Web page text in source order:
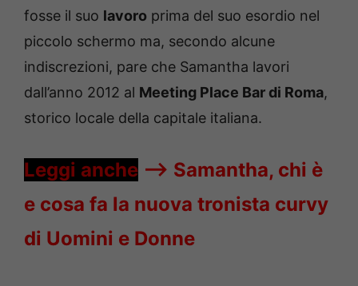
fosse il suo lavoro prima del suo esordio nel
piccolo schermo ma, secondo alcune
indiscrezioni, pare che Samantha lavori
dall’anno 2012 al Meeting Place Bar di Roma,
storico locale della capitale italiana.
Leggi anche —-> Samantha, chi è
e cosa fa la nuova tronista curvy
di Uomini e Donne